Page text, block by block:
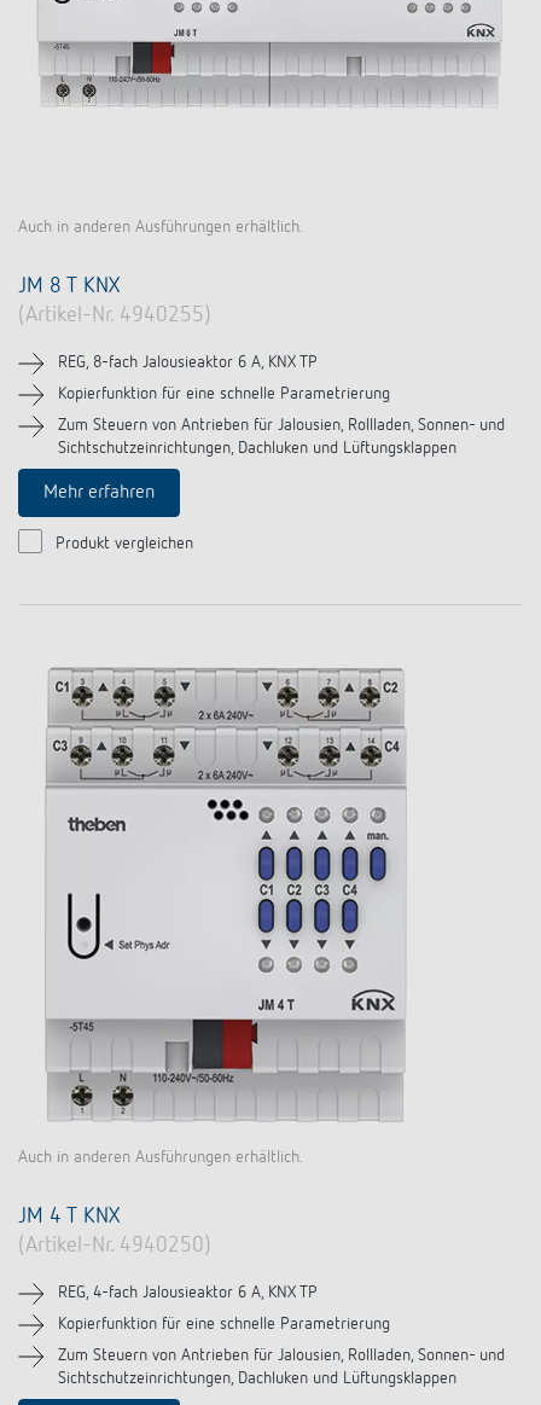
Auch in anderen Ausführungen erhältlich.
JM 8 T KNX
(Artikel-Nr. 4940255)
REG, 8-fach Jalousieaktor 6 A, KNX TP
Kopierfunktion für eine schnelle Parametrierung
Zum Steuern von Antrieben für Jalousien, Rollladen, Sonnen- und
Sichtschutzeinrichtungen, Dachluken und Lüftungsklappen
Mehr erfahren
Produkt vergleichen
Auch in anderen Ausführungen erhältlich.
JM 4 T KNX
(Artikel-Nr. 4940250)
REG, 4-fach Jalousieaktor 6 A, KNX TP
Kopierfunktion für eine schnelle Parametrierung
Zum Steuern von Antrieben für Jalousien, Rollladen, Sonnen- und
Sichtschutzeinrichtungen, Dachluken und Lüftungsklappen